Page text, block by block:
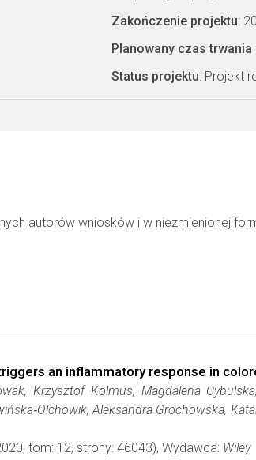
Zakończenie projektu:
Planowany czas trwania
Status projektu: Projekt
autorów wniosków i w niezmienionej
an inflammatory response in
Krzysztof Kolmus, Magdalena
Aleksandra Grochowska,
tom: 12, strony: 46043), Wydawca: Wiley